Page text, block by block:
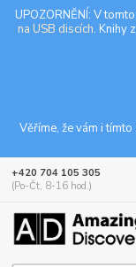
UPOZORNĚNÍ: V
na USB discích. Knihy
Věříme, že vám i
+420 704 105 305
(Po-Čt, 8-16 hod.)